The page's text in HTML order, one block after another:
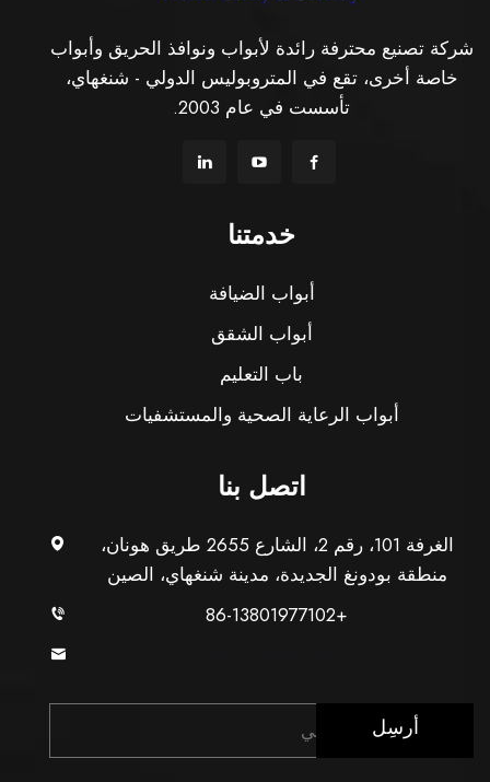
شركة تصنيع محترفة رائدة لأبواب ونوافذ الحريق وأبواب
خاصة أخرى، تقع في المتروبوليس الدولي - شنغهاي،
تأسست في عام 2003.
خدمتنا
أبواب الضيافة
أبواب الشقق
باب التعليم
أبواب الرعاية الصحية والمستشفيات
اتصل بنا
الغرفة 101، رقم 2، الشارع 2655 طريق هونان،
منطقة بودونغ الجديدة، مدينة شنغهاي، الصين
+86-13801977102
أرسِل